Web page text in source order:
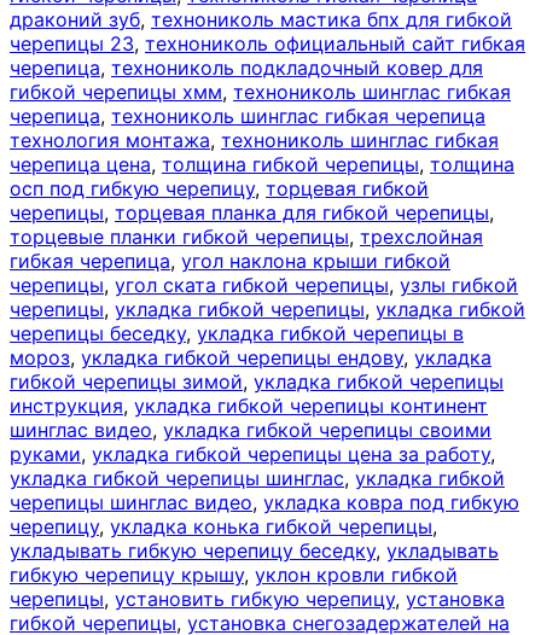
драконий зуб, технониколь мастика бпх для гибкой
черепицы 23, технониколь официальный сайт гибкая
черепица, технониколь подкладочный ковер для
гибкой черепицы хмм, технониколь шинглас гибкая
черепица, технониколь шинглас гибкая черепица
технология монтажа, технониколь шинглас гибкая
черепица цена, толщина гибкой черепицы, толщина
осп под гибкую черепицу, торцевая гибкой
черепицы, торцевая планка для гибкой черепицы,
торцевые планки гибкой черепицы, трехслойная
гибкая черепица, угол наклона крыши гибкой
черепицы, угол ската гибкой черепицы, узлы гибкой
черепицы, укладка гибкой черепицы, укладка гибкой
черепицы беседку, укладка гибкой черепицы в
мороз, укладка гибкой черепицы ендову, укладка
гибкой черепицы зимой, укладка гибкой черепицы
инструкция, укладка гибкой черепицы континент
шинглас видео, укладка гибкой черепицы своими
руками, укладка гибкой черепицы цена за работу,
укладка гибкой черепицы шинглас, укладка гибкой
черепицы шинглас видео, укладка ковра под гибкую
черепицу, укладка конька гибкой черепицы,
укладывать гибкую черепицу беседку, укладывать
гибкую черепицу крышу, уклон кровли гибкой
черепицы, установить гибкую черепицу, установка
гибкой черепицы, установка снегозадержателей на